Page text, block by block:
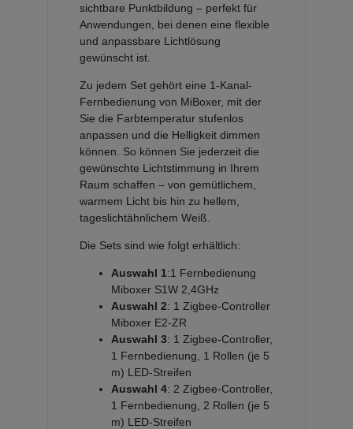
sichtbare Punktbildung – perfekt für
Anwendungen, bei denen eine flexible
und anpassbare Lichtlösung
gewünscht ist.
Zu jedem Set gehört eine 1-Kanal-
Fernbedienung von MiBoxer, mit der
Sie die Farbtemperatur stufenlos
anpassen und die Helligkeit dimmen
können. So können Sie jederzeit die
gewünschte Lichtstimmung in Ihrem
Raum schaffen – von gemütlichem,
warmem Licht bis hin zu hellem,
tageslichtähnlichem Weiß.
Die Sets sind wie folgt erhältlich:
Auswahl 1:1 Fernbedienung
Miboxer S1W 2,4GHz
Auswahl 2: 1 Zigbee-Controller
Miboxer E2-ZR
Auswahl 3: 1 Zigbee-Controller,
1 Fernbedienung, 1 Rollen (je 5
m) LED-Streifen
Auswahl 4: 2 Zigbee-Controller,
1 Fernbedienung, 2 Rollen (je 5
m) LED-Streifen